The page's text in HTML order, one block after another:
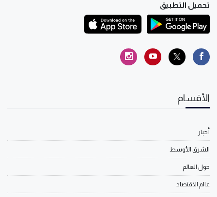
تحميل التطبيق
الأقسام
أخبار
الشرق الأوسط
حول العالم
عالم الاقتصاد